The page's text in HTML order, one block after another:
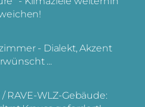
- Dialekt, Akzent
...
RAVE-WLZ-Gebäude: